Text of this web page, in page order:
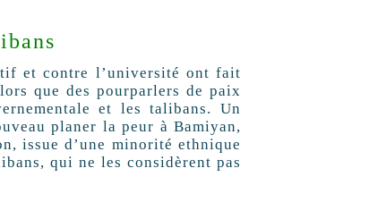
et contre l’université ont fait
que des pourparlers de paix
et les talibans. Un
planer la peur à Bamiyan,
issue d’une minorité ethnique
qui ne les considèrent pas